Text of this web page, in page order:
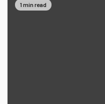
1 min read